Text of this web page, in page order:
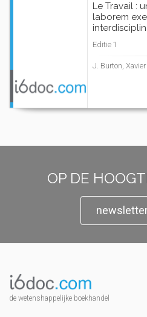
Le Travail :
laborem
Editie 1
J. Burton,
OP DE
de wetenshappelijke boekhandel